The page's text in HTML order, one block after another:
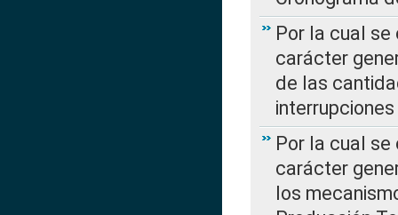
Por la cual
carácter
de las
Por la cual
carácter
los